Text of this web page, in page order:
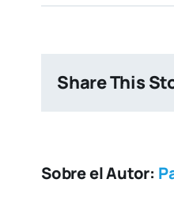
Share This
Sobre el Autor: